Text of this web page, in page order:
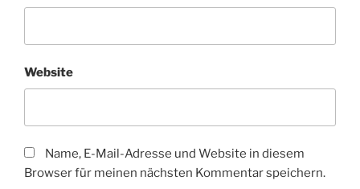
Website
Name, E-Mail-Adresse und Website in diesem
Browser für meinen nächsten Kommentar speichern.